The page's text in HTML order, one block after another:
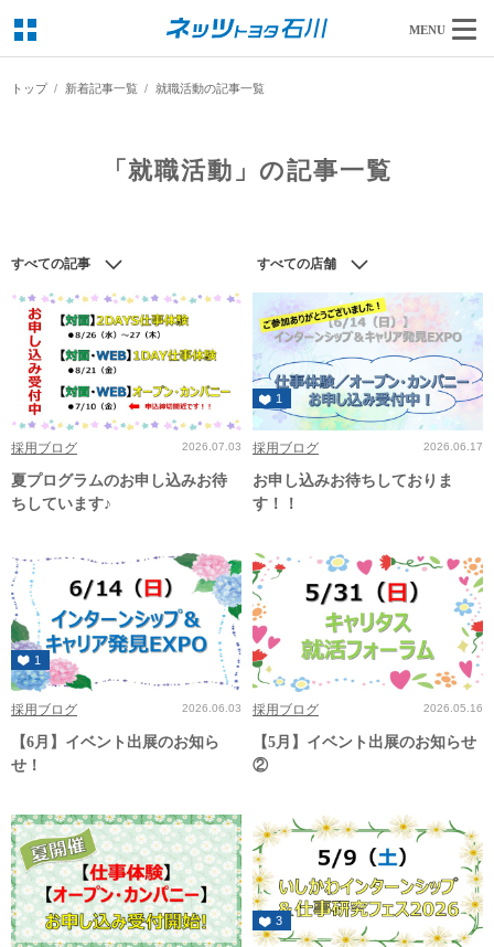
MENU
トップ 新着記事一覧 就職活動の記事一覧
「就職活動」の記事一覧
すべての記事 すべての店舗
採用ブログ 2026.07.03
夏プログラムのお申し込みお待
ちしています♪
1
採用ブログ 2026.06.17
お申し込みお待ちしておりま
す！！
1
採用ブログ 2026.06.03
【6月】イベント出展のお知ら
せ！
採用ブログ 2026.05.16
【5月】イベント出展のお知らせ
②
3